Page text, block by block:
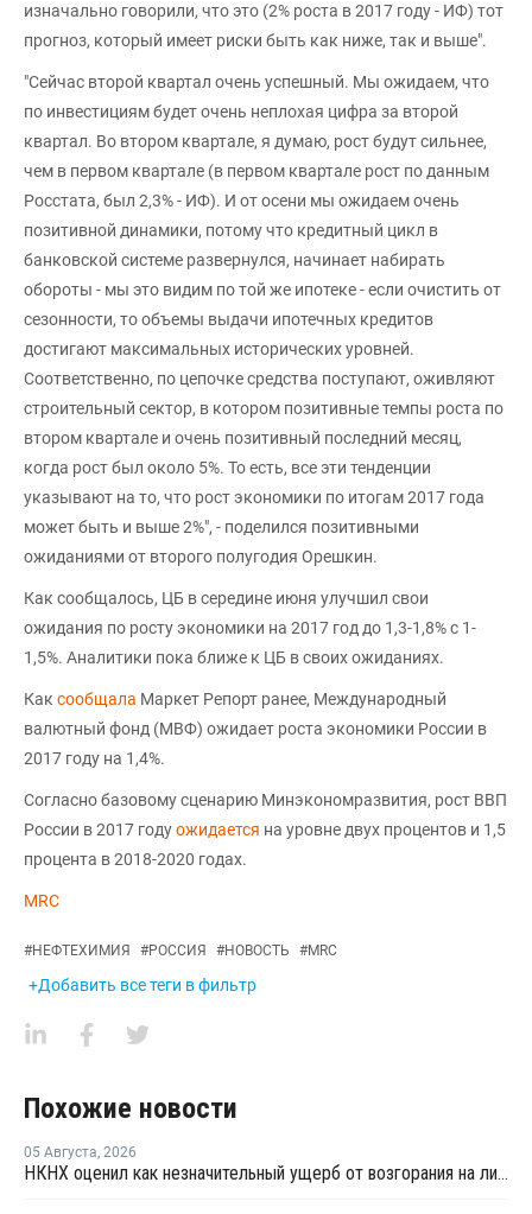
изначально говорили, что это (2% роста в 2017 году - ИФ) тот
прогноз, который имеет риски быть как ниже, так и выше".
"Сейчас второй квартал очень успешный. Мы ожидаем, что
по инвестициям будет очень неплохая цифра за второй
квартал. Во втором квартале, я думаю, рост будут сильнее,
чем в первом квартале (в первом квартале рост по данным
Росстата, был 2,3% - ИФ). И от осени мы ожидаем очень
позитивной динамики, потому что кредитный цикл в
банковской системе развернулся, начинает набирать
обороты - мы это видим по той же ипотеке - если очистить от
сезонности, то объемы выдачи ипотечных кредитов
достигают максимальных исторических уровней.
Соответственно, по цепочке средства поступают, оживляют
строительный сектор, в котором позитивные темпы роста по
втором квартале и очень позитивный последний месяц,
когда рост был около 5%. То есть, все эти тенденции
указывают на то, что рост экономики по итогам 2017 года
может быть и выше 2%", - поделился позитивными
ожиданиями от второго полугодия Орешкин.
Как сообщалось, ЦБ в середине июня улучшил свои
ожидания по росту экономики на 2017 год до 1,3-1,8% с 1-
1,5%. Аналитики пока ближе к ЦБ в своих ожиданиях.
Как сообщала Маркет Репорт ранее, Международный
валютный фонд (МВФ) ожидает роста экономики России в
2017 году на 1,4%.
Согласно базовому сценарию Минэкономразвития, рост ВВП
России в 2017 годуожидается на уровне двух процентов и 1,5
процента в 2018-2020 годах.
MRC
#НЕФТЕХИМИЯ #РОССИЯ #НОВОСТЬ #MRC
+Добавить все теги в фильтр
Похожие новости
05 Августа, 2026
НКНХ оценил как незначительный ущерб от возгорания на линии полистирола